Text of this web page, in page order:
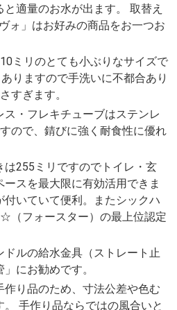
適量のお水が出ます。 取替え
ォ」はお好みの商品をお一つお
ミリのとても小ぶりなサイズで
りますので手洗いに不都合あり
すぎます。
・フレキチューブはステンレ
ので、錆びに強く耐食性に優れ
は255ミリですのでトイレ・玄
スを最大限に有効活用できま
いていて便利。またシックハ
フォースター）の最上位認定
ルの給水金具（ストレート止
にお勧めです。
作り品のため、寸法公差や色む
。 手作り品ならではの風合いと